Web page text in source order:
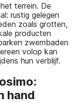
terrein. De
rustig gelegen
zoals grotten,
producten
zwembaden
volop kan
hun verblijf.
hand